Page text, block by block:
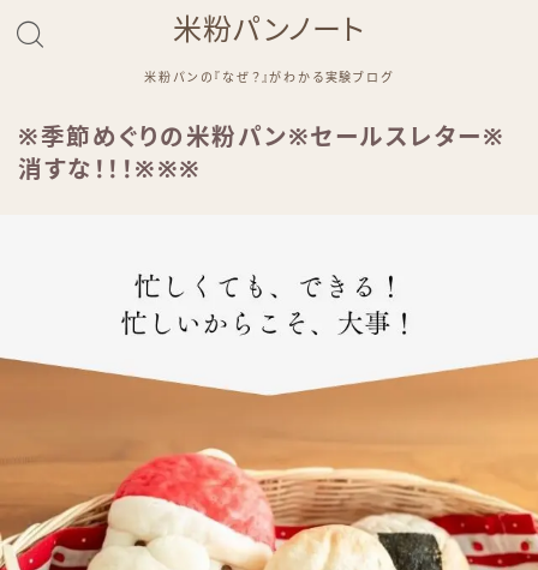
米粉パンノート
米粉パンの『なぜ？』がわかる実験ブログ
※季節めぐりの米粉パン※セールスレター※
消すな！！！※※※